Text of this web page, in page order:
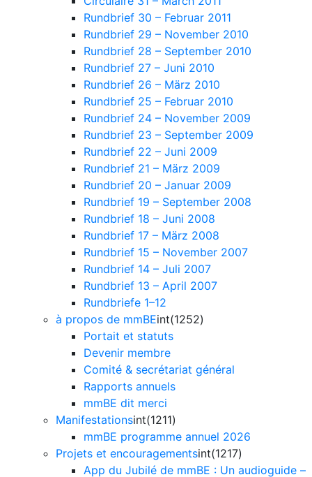
Rundbrief 30 – Februar 2011
Rundbrief 29 – November 2010
Rundbrief 28 – September 2010
Rundbrief 27 – Juni 2010
Rundbrief 26 – März 2010
Rundbrief 25 – Februar 2010
Rundbrief 24 – November 2009
Rundbrief 23 – September 2009
Rundbrief 22 – Juni 2009
Rundbrief 21 – März 2009
Rundbrief 20 – Januar 2009
Rundbrief 19 – September 2008
Rundbrief 18 – Juni 2008
Rundbrief 17 – März 2008
Rundbrief 15 – November 2007
Rundbrief 14 – Juli 2007
Rundbrief 13 – April 2007
Rundbriefe 1–12
à propos de mmBEint(1252)
Portait et statuts
Devenir membre
Comité & secrétariat général
Rapports annuels
mmBE dit merci
Manifestationsint(1211)
mmBE programme annuel 2026
Projets et encouragementsint(1217)
App du Jubilé de mmBE : Un audioguide –